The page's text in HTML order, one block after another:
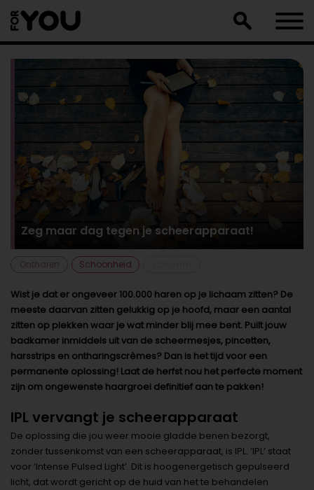
naar
artikel
Zeg maar dag tegen je scheerapparaat!
Ontharen Schoonheid
Wist je dat er ongeveer 100.000 haren op je lichaam zitten? De
meeste daarvan zitten gelukkig op je hoofd, maar een aantal
zitten op plekken waar je wat minder blij mee bent. Puilt jouw
badkamer inmiddels uit van de scheermesjes, pincetten,
harsstrips en ontharingscrèmes? Dan is het tijd voor een
permanente oplossing! Laat de herfst nou het perfecte moment
zijn om ongewenste haargroei definitief aan te pakken!
IPL vervangt je scheerapparaat
De oplossing die jou weer mooie gladde benen bezorgt,
zonder tussenkomst van een scheerapparaat, is IPL. ‘IPL’ staat
voor ‘Intense Pulsed Light’. Dit is hoogenergetisch gepulseerd
licht, dat wordt gericht op de huid van het te behandelen